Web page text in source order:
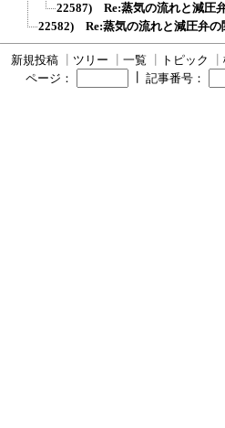
22587) Re:蒸気の流れと減圧
22582) Re:蒸気の流れと減圧弁の
新規投稿 ツリー 一覧 トピック
ページ：
記事番号：